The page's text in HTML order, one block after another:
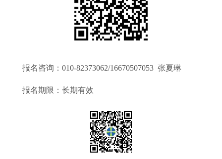
报名咨询：010-82373062/16670507053 张夏琳
报名期限：长期有效